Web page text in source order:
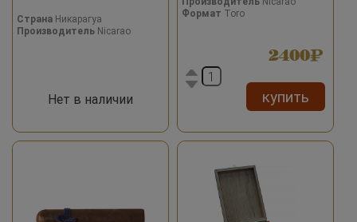
Страна Никарагуа
Производитель Nicarao
Нет в наличии
Формат Toro
2400
купить